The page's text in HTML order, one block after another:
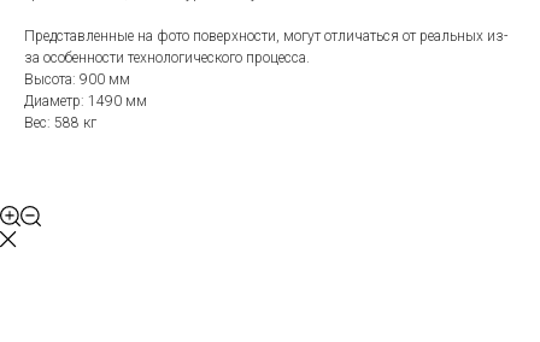
Представленные на фото поверхности, могут отличаться от реальных из-
за особенности технологического процесса.
Высота: 900 мм
Диаметр: 1490 мм
Вес: 588 кг